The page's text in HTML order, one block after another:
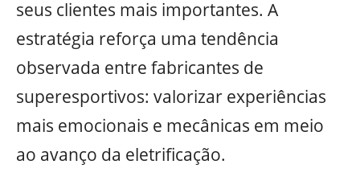
seus clientes mais importantes. A
estratégia reforça uma tendência
observada entre fabricantes de
superesportivos: valorizar experiências
mais emocionais e mecânicas em meio
ao avanço da eletrificação.